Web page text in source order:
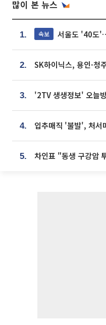
많이 본 뉴스
1. 속보 서울도 '40도
2.
3.
4. 입추매직 '불발', 처서
5.